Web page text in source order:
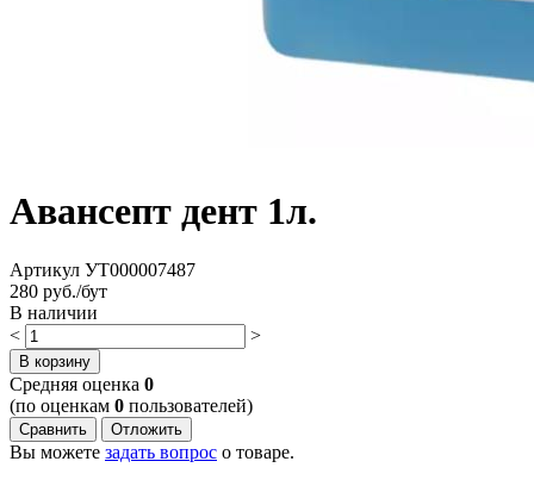
Авансепт дент 1л.
Артикул УТ000007487
280 руб./бут
В наличии
<
>
В корзину
Cредняя оценка 0
(по оценкам 0 пользователей)
Сравнить Отложить
Вы можете задать вопрос о товаре.